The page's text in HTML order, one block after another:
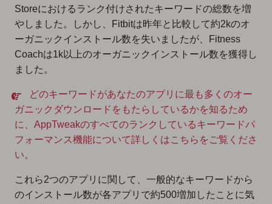
Storeにおけるランク付けされたキーワードの総数を増
やしました。しかし、Fitbitは昨年と比較して約2kのオ
ーガニックインストール数を失いましたが、Fitness
Coachは1k以上のオーガニックインストール数を獲得し
ました。
どのキーワードがあなたのアプリに最も多くのオー
ガニックダウンロードをもたらしているかを知るため
に、AppTweakのすべてのランクしているキーワードパ
フォーマンス機能について詳しくはこちらをご覧くださ
い。
これら2つのアプリに関して、一般的なキーワードから
のインストール数が各アプリで約500増加したことに気